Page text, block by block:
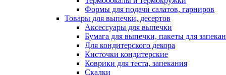
Формы для подачи салатов, гарниров
Товары для выпечки, десертов
Аксессуары для выпечки
Бумага для выпечки, пакеты для
Для кондитерского декора
Кисточки кондитерские
Коврики для теста, запекания
Скалки